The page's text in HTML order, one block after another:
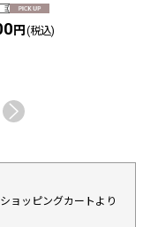
円 (税込)
ョッピングカートより